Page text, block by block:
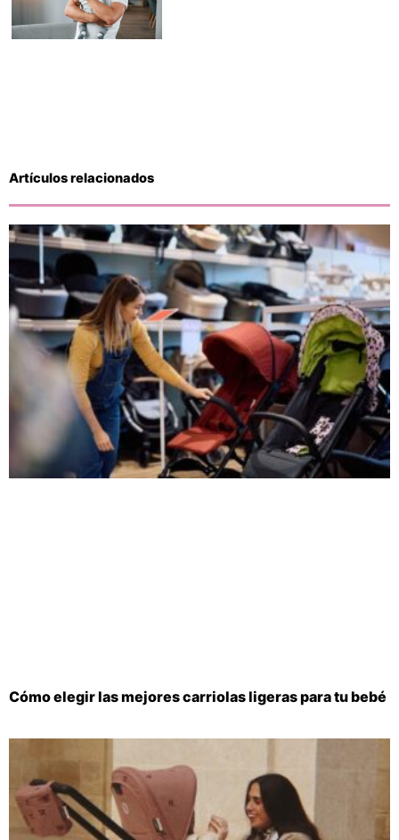
Artículos relacionados
Cómo elegir las mejores carriolas ligeras para tu bebé